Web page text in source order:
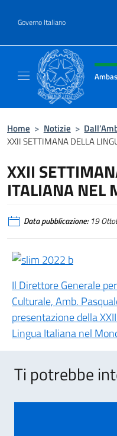
Governo Italiano
Intestazione
Home > Notizie >
XXII SETTIMANA DELLA
XXII
ITALIANA NEL
Data pubblicazione:19
Il Direttore Generale
Culturale, Amb.
presentazione della
Lingua Italiana nel
Ti potrebbe